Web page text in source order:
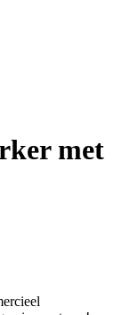
met